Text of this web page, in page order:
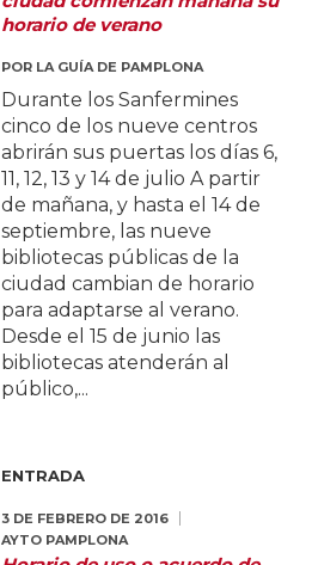
horario de verano
POR LA GUÍA DE PAMPLONA
Durante los Sanfermines
cinco de los nueve centros
abrirán sus puertas los días 6,
11, 12, 13 y 14 de julio A partir
de mañana, y hasta el 14 de
septiembre, las nueve
bibliotecas públicas de la
ciudad cambian de horario
para adaptarse al verano.
Desde el 15 de junio las
bibliotecas atenderán al
público,...
ENTRADA
3 DE FEBRERO DE 2016
AYTO PAMPLONA